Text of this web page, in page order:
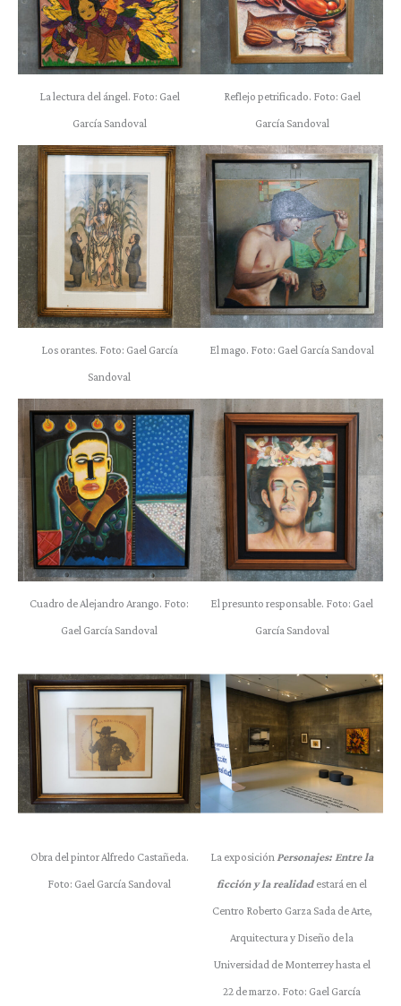
La lectura del ángel. Foto: Gael
García Sandoval
Reflejo petrificado. Foto: Gael
García Sandoval
Los orantes. Foto: Gael García
Sandoval
El mago. Foto: Gael García Sandoval
Cuadro de Alejandro Arango. Foto:
Gael García Sandoval
El presunto responsable. Foto: Gael
García Sandoval
Obra del pintor Alfredo Castañeda.
Foto: Gael García Sandoval
La exposición Personajes: Entre la
ficción y la realidad estará en el
Centro Roberto Garza Sada de Arte,
Arquitectura y Diseño de la
Universidad de Monterrey hasta el
22 de marzo. Foto: Gael García